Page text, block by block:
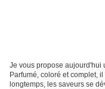
Je vous propose aujourd'hui
Parfumé, coloré et complet,
longtemps, les saveurs se